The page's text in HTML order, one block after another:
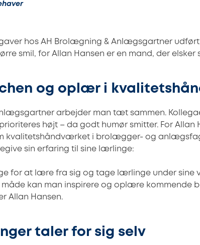
hos AH Brolægning & Anlægsgartner
smil, for Allan Hansen er en mand, der elsker
og oplær i
arbejder man tæt sammen.
højt – da godt humør smitter. For Allan
kvalitetshåndværket i brolægger- og
sin erfaring til sine lærlinge:
for at lære fra sig og tage lærlinge under sine
måde kan man inspirere og oplære kommende
Allan Hansen.
taler for sig selv